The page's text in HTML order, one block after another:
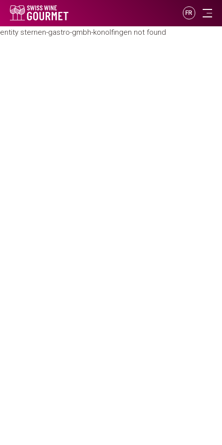
FR
entity sternen-gastro-gmbh-konolfingen not found